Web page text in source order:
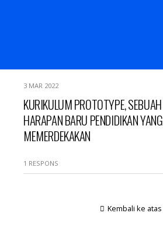
3 MAR 2022
KURIKULUM PROTOTYPE, SEBUAH
HARAPAN BARU PENDIDIKAN YANG
MEMERDEKAKAN
1 RESPONS
Kembali ke atas